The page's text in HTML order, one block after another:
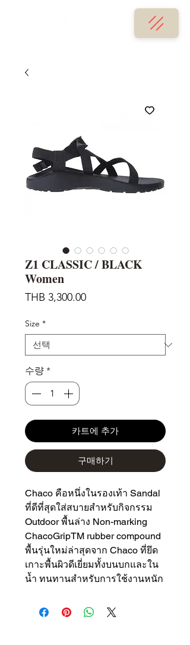
Z1 CLASSIC / BLACK
Women
THB 3,300.00가
Size *
수량 *
카트에 추가
구매하기
Chaco คือหนึ่งในรองเท้า Sandal
ที่ดีที่สุดใส่สบายสำหรับกิจกรรม
Outdoor พื้นล่าง Non-marking
ChacoGripTM rubber compound
พื้นรุ่นใหม่ล่าสุดจาก Chaco ที่ยึด
เกาะพื้นผิวดีเยี่ยมทั้งบนบกและใน
น้ำ ทนทานสำหรับการใช้งานหนัก